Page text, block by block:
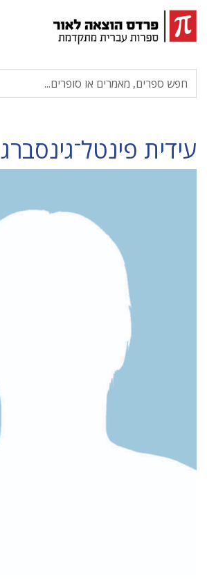
עידית פינטל־גינסברג